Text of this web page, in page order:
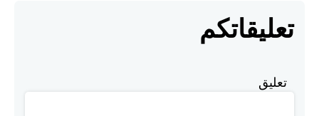
تعليقاتكم
تعليق